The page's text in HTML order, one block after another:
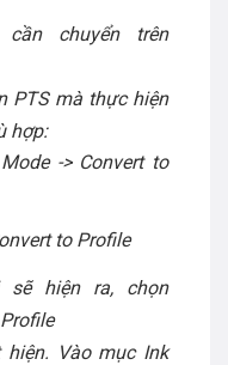
chuyển trên
PTS mà thực hiện
hợp:
-> Convert to
to Profile
hiện ra, chọn
Vào mục Ink